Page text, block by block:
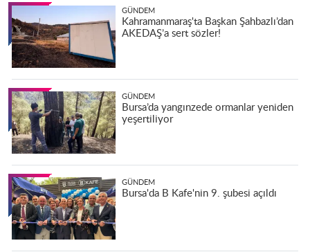
GÜNDEM
Kahramanmaraş'ta Başkan Şahbazlı’dan
AKEDAŞ’a sert sözler!
GÜNDEM
Bursa’da yangınzede ormanlar yeniden
yeşertiliyor
GÜNDEM
Bursa'da B Kafe'nin 9. şubesi açıldı